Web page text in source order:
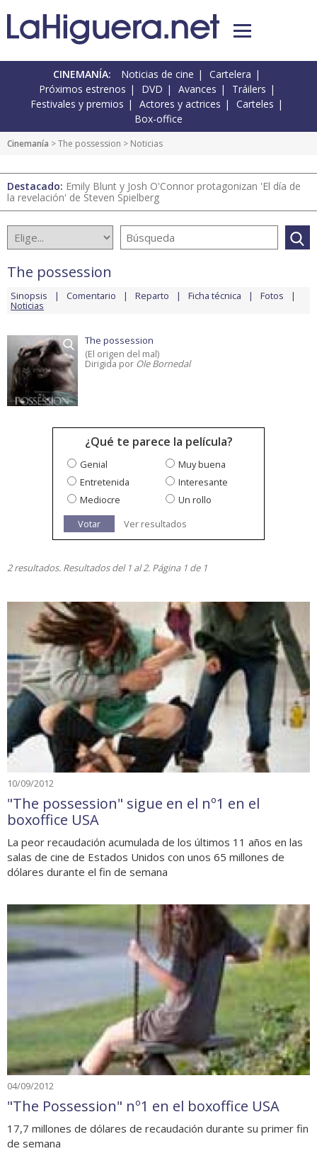
CINEMANÍA: Noticias de cine
Cartelera
Próximos estrenos
DVD Avances
Tráilers
Festivales y premios
Actores y actrices
Carteles
Box-office
Cinemanía >The possession > Noticias
Destacado: Emily Blunt y Josh O'Connor protagonizan 'El día de
la revelación' de Steven Spielberg
The possession
Sinopsis Comentario Reparto Ficha técnica Fotos
Noticias
The possession
(El origen del mal)
Dirigida por Ole Bornedal
¿Qué te parece la película?
Genial
Muy buena
Entretenida
Interesante
Mediocre
Un rollo
Votar
Ver resultados
2 resultados. Resultados del 1 al 2. Página 1 de 1
10/09/2012
"The possession" sigue en el nº1 en el
boxoffice USA
La peor recaudación acumulada de los últimos 11 años en las
salas de cine de Estados Unidos con unos 65 millones de
dólares durante el fin de semana
04/09/2012
"The Possession" nº1 en el boxoffice USA
17,7 millones de dólares de recaudación durante su primer fin
de semana